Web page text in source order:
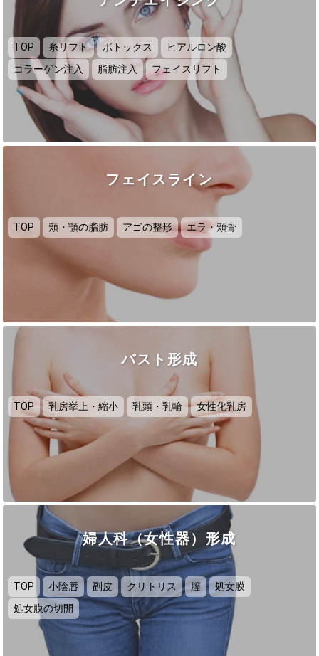
TOP 糸リフト ボトックス
ヒアルロン酸
コラーゲン注入
脂肪注入 フェイスリフト
フェイスライン
TOP 頬・顎の脂肪 アゴの整形 エラ・頬骨
バスト形成
TOP 乳房挙上・縮小 乳頭・乳輪 女性化乳房
婦人科（女性器）形成
TOP 小陰唇 副皮 クリトリス 膣
処女膜
処女膜の切開